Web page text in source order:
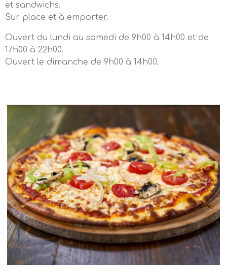
et sandwichs.
Sur place et à emporter.
Ouvert du lundi au samedi de 9h00 à 14h00 et de
17h00 à 22h00.
Ouvert le dimanche de 9h00 à 14h00.